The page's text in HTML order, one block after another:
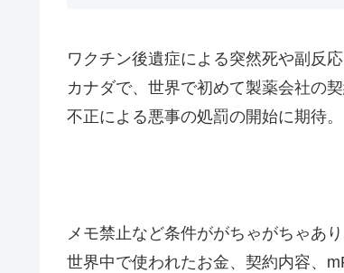
ワクチン後遺症による突然死や副反
カナダで、世界で初めて製薬会社の契
不正による悪事の処罰の開始に期待。
メモ禁止など条件ががちゃがちゃあ
世界中で使われたお金、契約内容、